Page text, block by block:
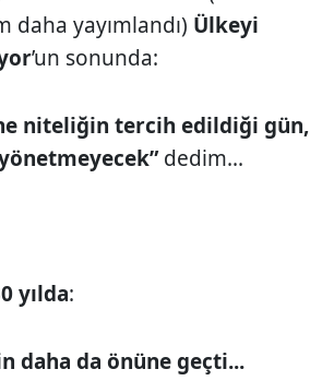
daha yayımlandı) Ülkeyi
’un sonunda:
niteliğin tercih edildiği gün,
dedim...
yılda:
daha da önüne geçti...